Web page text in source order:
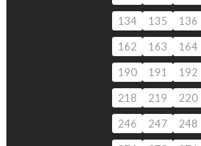
134
135 136
162
163 164
190
191 192
218
219 220
246
247 248